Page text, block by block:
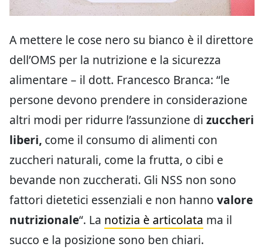
A mettere le cose nero su bianco è il direttore
dell’OMS per la nutrizione e la sicurezza
alimentare – il dott. Francesco Branca: “le
persone devono prendere in considerazione
altri modi per ridurre l’assunzione di zuccheri
liberi, come il consumo di alimenti con
zuccheri naturali, come la frutta, o cibi e
bevande non zuccherati. Gli NSS non sono
fattori dietetici essenziali e non hanno valore
nutrizionale“. La notizia è articolata ma il
succo e la posizione sono ben chiari.